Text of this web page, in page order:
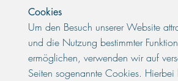
Cookies
Um den Besuch unserer Website
und die Nutzung bestimmter
ermöglichen, verwenden wir auf
Seiten sogenannte Cookies. Hierbei